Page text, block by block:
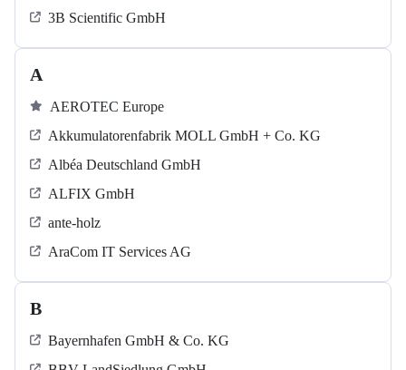
3B Scientific GmbH
A
AEROTEC Europe
Akkumulatorenfabrik MOLL GmbH + Co. KG
Albéa Deutschland GmbH
ALFIX GmbH
ante-holz
AraCom IT Services AG
B
Bayernhafen GmbH & Co. KG